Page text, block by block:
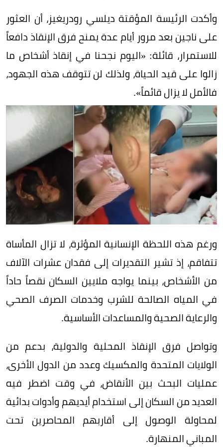
وأكدت الرئيسة المؤقتة ديلسي رودريغيز، أن العثور
على ناجين بعد مرور أيام عدة يمنح فرق الإنقاذ دافعاً
للاستمرار، قائلة: «اليوم نجحنا في إنقاذ أشخاص ما
زالوا على قيد الحياة، ولذلك لن تتوقف هذه الجهود،
فالأمل لا يزال قائماً».
ورغم هذه اللحظة الإنسانية المؤثرة، لا تزال المأساة
تتفاقم، إذ تشير التقديرات إلى فقدان عشرات الآلاف
من الأشخاص، بينما يواجه ملايين السكان نقصاً حاداً
في المياه الصالحة للشرب وخدمات الصرف الصحي
والرعاية الصحية والمساعدات الأساسية.
وتواصل فرق الإنقاذ المحلية والدولية، بدعم من
الولايات المتحدة والمكسيك وعدد من الدول الأخرى،
عمليات البحث بين الأنقاض، في وقت اضطر فيه
العديد من السكان إلى استخدام أيديهم وأدوات بدائية
لمحاولة الوصول إلى أقاربهم المحاصرين تحت
المباني المنهارة.